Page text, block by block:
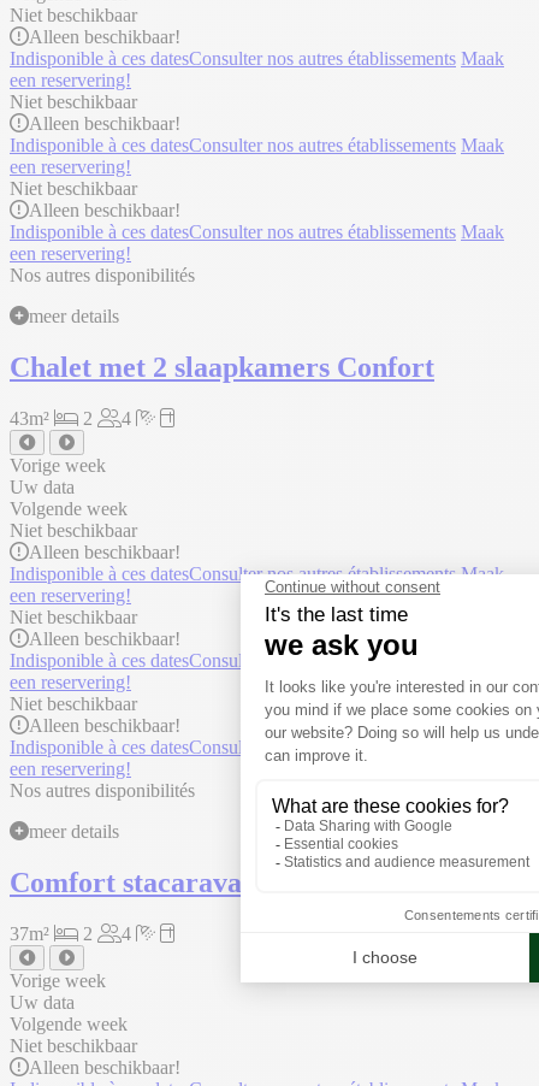
Niet beschikbaar
Alleen beschikbaar!
Indisponible à ces datesConsulter nos autres établissements Maak
een reservering!
Niet beschikbaar
Alleen beschikbaar!
Indisponible à ces datesConsulter nos autres établissements Maak
een reservering!
Niet beschikbaar
Alleen beschikbaar!
Indisponible à ces datesConsulter nos autres établissements Maak
een reservering!
Nos autres disponibilités
meer details
Chalet met 2 slaapkamers Confort
43m² 2 4
Vorige week
Uw data
Volgende week
Niet beschikbaar
Alleen beschikbaar!
Indisponible à ces datesConsulter nos autres établissements Maak
een reservering!
Niet beschikbaar
Alleen beschikbaar!
Indisponible à ces datesConsulter nos autres établissements
een reservering!
Niet beschikbaar
Alleen beschikbaar!
Indisponible à ces datesConsulter nos autres établissements
Maak
een reservering!
Nos autres disponibilités
meer details
Comfort stacaravan 2 slaapkamers
37m² 2 4
Vorige week
Uw data
Volgende week
Niet beschikbaar
Alleen beschikbaar!